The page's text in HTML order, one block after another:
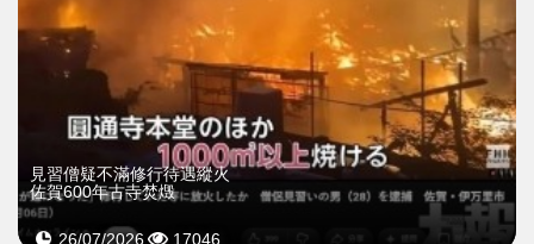
見習僧疑不滿修行待遇縱火
佐賀600年古寺焚燬
26/07/2026 17046